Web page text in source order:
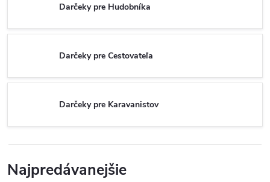
Darčeky pre Hudobníka
Darčeky pre Cestovateľa
Darčeky pre Karavanistov
Najpredávanejšie